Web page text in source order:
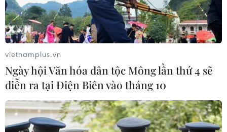
Xe khách lao xuống hố sâu bên
đường, 18 hành khách thoát nạn
07/08/2026 08:39
Tây Ninh cảnh báo giả mạo cơ quan
đăng ký kinh doanh để lừa đảo
vietnamplus.vn
Ngày hội Văn hóa dân tộc Mông lần thứ 4 sẽ
diễn ra tại Điện Biên vào tháng 10